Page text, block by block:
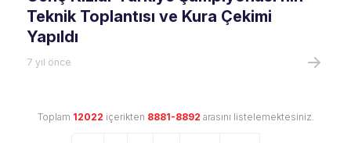
Teknik Toplantısı ve Kura Çekimi
Yapıldı
7 yıl önce
Toplam 12022 içerikten 8881-8892 arasını listelemektesiniz.